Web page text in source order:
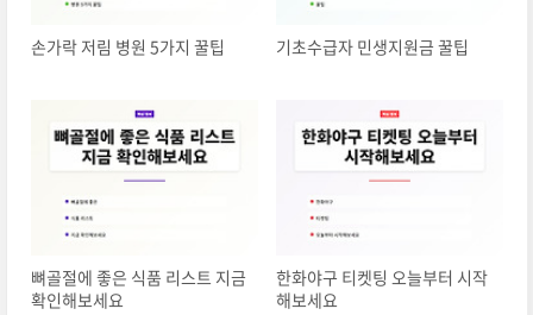
손가락 저림 병원 5가지 꿀팁 기초수급자 민생지원금 꿀팁
뼈골절에 좋은 식품 리스트 지금
확인해보세요
한화야구 티켓팅 오늘부터 시작
해보세요